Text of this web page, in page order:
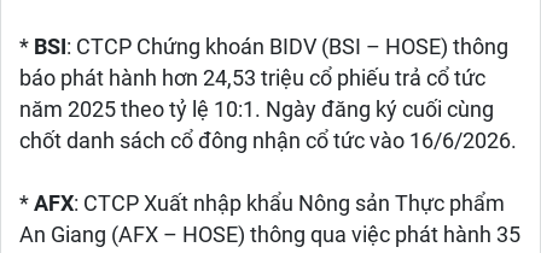
* BSI : CTCP Chứng khoán BIDV (BSI – HOSE) thông
báo phát hành hơn 24,53 triệu cổ phiếu trả cổ tức
năm 2025 theo tỷ lệ 10:1. Ngày đăng ký cuối cùng
chốt danh sách cổ đông nhận cổ tức vào 16/6/2026.
* AFX: CTCP Xuất nhập khẩu Nông sản Thực phẩm
An Giang (AFX – HOSE) thông qua việc phát hành 35